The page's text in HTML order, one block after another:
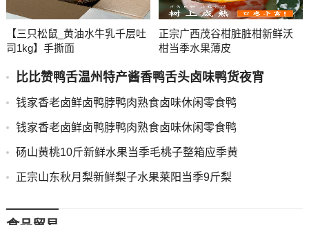
【三只松鼠_黄油水牛乳千层吐
司1kg】手撕面
正宗广西茂谷柑脏脏柑新鲜沃
柑当季水果薄皮
比比赞鸭舌温州特产酱香鸭舌头卤味鸭货夜宵
钱家香老卤鲜卤鸭脖鸭肉熟食卤味休闲零食鸭
钱家香老卤鲜卤鸭脖鸭肉熟食卤味休闲零食鸭
砀山黄桃10斤新鲜水果当季毛桃子整箱应季黄
正宗山东秋月梨新鲜梨子水果莱阳当季9斤梨